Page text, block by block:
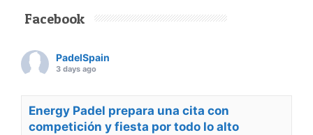
Facebook
PadelSpain
3 days ago
Energy Padel prepara una cita con
competición y fiesta por todo lo alto